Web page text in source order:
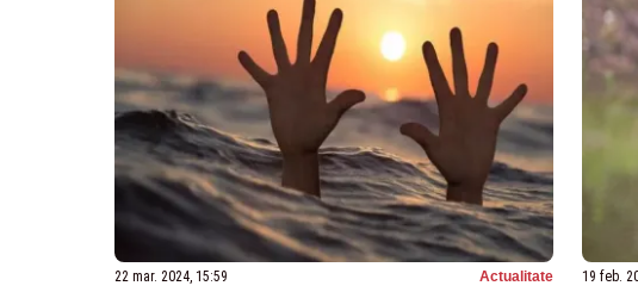
22 mar. 2024, 15:59 Actualitate 19 feb.